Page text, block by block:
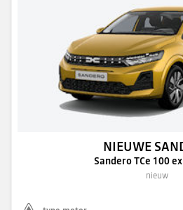
NIEUWE
Sandero TCe 100
nieuw